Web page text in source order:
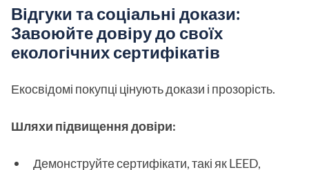
Відгуки та соціальні докази:
Завоюйте довіру до своїх
екологічних сертифікатів
Екосвідомі покупці цінують докази і прозорість.
Шляхи підвищення довіри:
Демонструйте сертифікати, такі як LEED,